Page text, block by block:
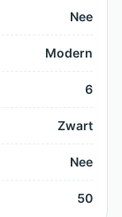
Nee
Modern
6
Zwart
Nee
50